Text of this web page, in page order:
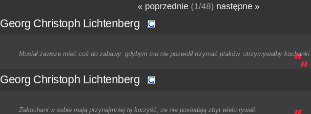
« poprzednie (1/48) następne »
Georg Christoph Lichtenberg
Musiał zawsze mieć coś do zabawy: gdybym mu nie pozwolił trzymać ptaków, utrzymywałby kochanki.
Georg Christoph Lichtenberg
Zakochani w sobie mają przynajmniej tę korzyść, że nie posiadają zbyt wielu rywali.